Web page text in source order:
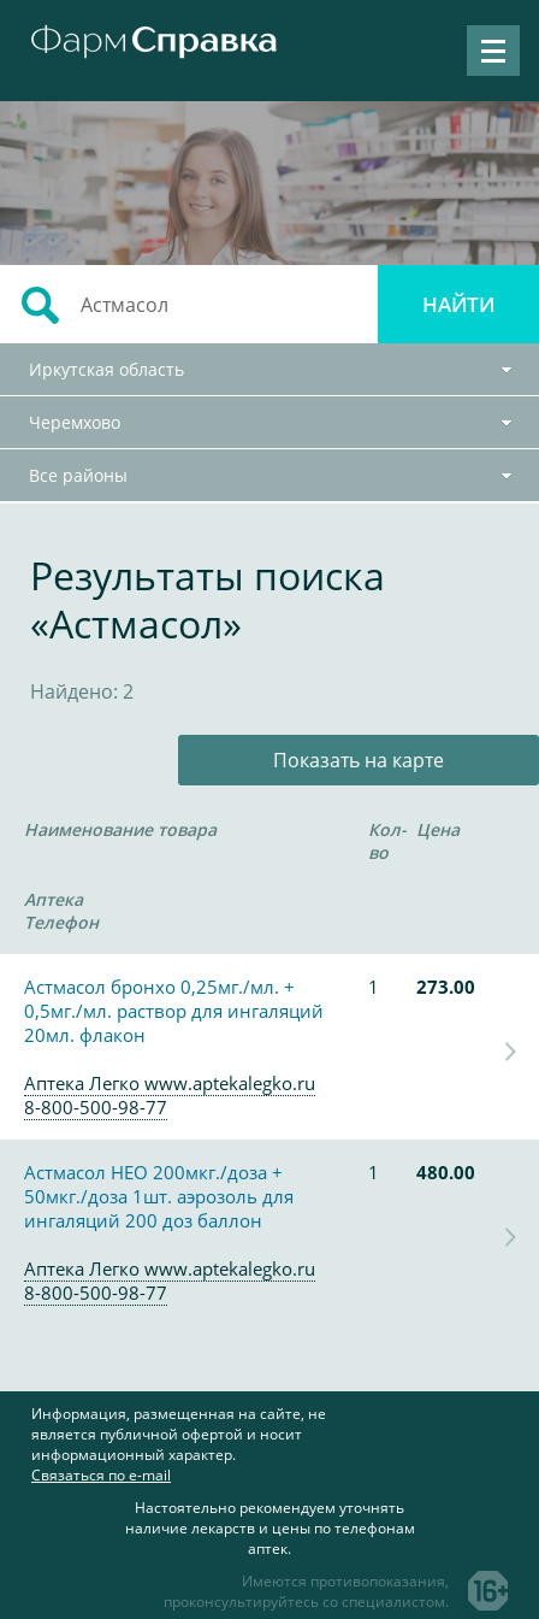
Иркутская область
Черемхово
Все районы
Результаты поиска
«Астмасол»
Найдено: 2
Показать на карте
Наименование товара
Кол-
во
Цена
Аптека
Телефон
Астмасол бронхо 0,25мг./мл. +
0,5мг./мл. раствор для ингаляций
20мл. флакон
1 273.00
Аптека Легко www.aptekalegko.ru
8-800-500-98-77
Астмасол НЕО 200мкг./доза +
50мкг./доза 1шт. аэрозоль для
ингаляций 200 доз баллон
1 480.00
Аптека Легко www.aptekalegko.ru
8-800-500-98-77
Информация, размещенная на сайте, не
является публичной офертой и носит
информационный характер.
Связаться по e-mail
Настоятельно рекомендуем уточнять
наличие лекарств и цены по телефонам
аптек.
Имеются противопоказания,
проконсультируйтесь со специалистом.